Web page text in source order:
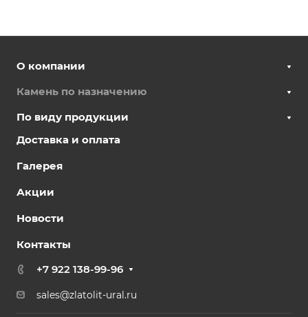
О компании
Камень по назначению
По виду продукции
Доставка и оплата
Галерея
Акции
Новости
Контакты
+7 922 138-99-96
sales@zlatolit-ural.ru